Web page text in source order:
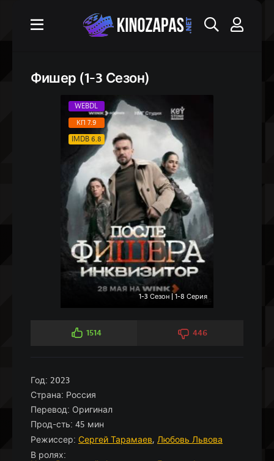
Фишер (1-3 Сезон)
WEBDL
КП 7.9
IMDB 6.8
1-3 Сезон | 1-8 Серия
1514 446
Год: 2023
Страна: Россия
Перевод: Оригинал
Прод-сть: 45 мин
Режиссер: Сергей Тарамаев, Любовь Львова
В ролях: